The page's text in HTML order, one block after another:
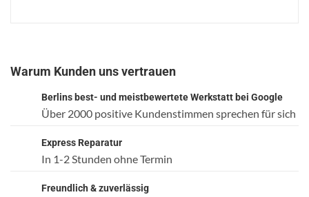
Warum Kunden uns vertrauen
Berlins best- und meistbewertete Werkstatt bei Google
Über 2000 positive Kundenstimmen sprechen für sich
Express Reparatur
In 1-2 Stunden ohne Termin
Freundlich & zuverlässig